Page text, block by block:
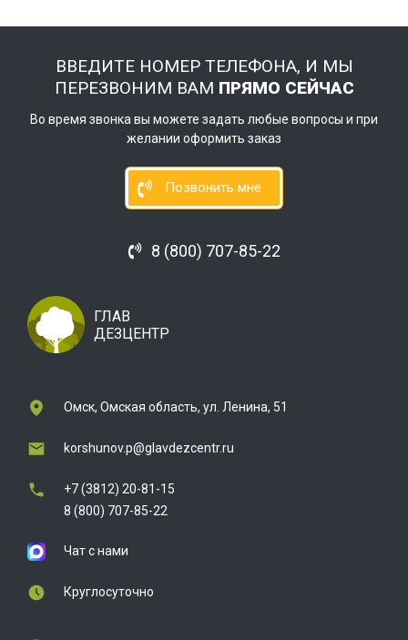
ВВЕДИТЕ НОМЕР ТЕЛЕФОНА, И МЫ
ПЕРЕЗВОНИМ ВАМ ПРЯМО СЕЙЧАС
Во время звонка вы можете задать любые вопросы и при
желании оформить заказ
Позвонить мне
8 (800) 707-85-22
ГЛАВ
ДЕЗЦЕНТР
Омск, Омская область, ул. Ленина, 51
korshunov.p@glavdezcentr.ru
+7 (3812) 20-81-15
8 (800) 707-85-22
Чат с нами
Круглосуточно